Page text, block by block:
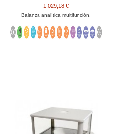
1.029,18 €
Balanza analítica multifunción.